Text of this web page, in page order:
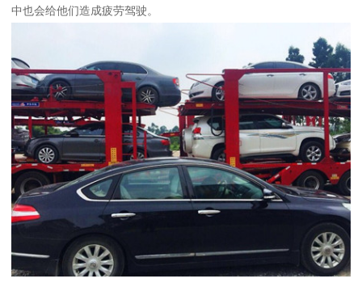
中也会给他们造成疲劳驾驶。